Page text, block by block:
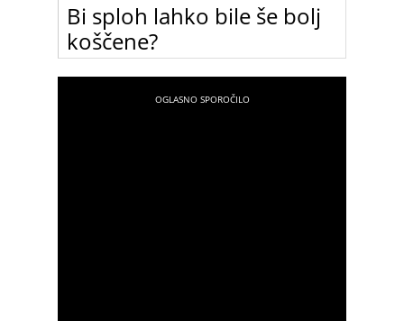
Bi sploh lahko bile še bolj
koščene?
preživele Dachau”? Kako daleč sploh še lahko gre